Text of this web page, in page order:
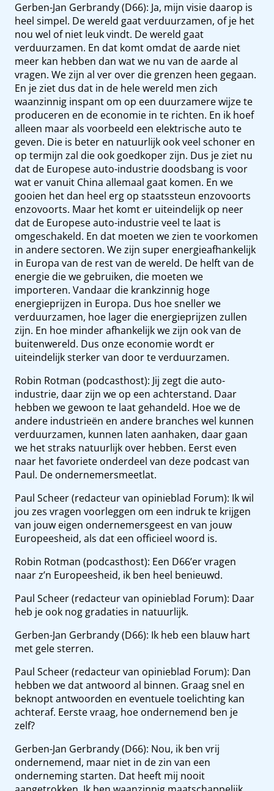
Gerben-Jan Gerbrandy (D66): Ja, mijn visie daarop is
heel simpel. De wereld gaat verduurzamen, of je het
nou wel of niet leuk vindt. De wereld gaat
verduurzamen. En dat komt omdat de aarde niet
meer kan hebben dan wat we nu van de aarde al
vragen. We zijn al ver over die grenzen heen gegaan.
En je ziet dus dat in de hele wereld men zich
waanzinnig inspant om op een duurzamere wijze te
produceren en de economie in te richten. En ik hoef
alleen maar als voorbeeld een elektrische auto te
geven. Die is beter en natuurlijk ook veel schoner en
op termijn zal die ook goedkoper zijn. Dus je ziet nu
dat de Europese auto-industrie doodsbang is voor
wat er vanuit China allemaal gaat komen. En we
gooien het dan heel erg op staatssteun enzovoorts
enzovoorts. Maar het komt er uiteindelijk op neer
dat de Europese auto-industrie veel te laat is
omgeschakeld. En dat moeten we zien te voorkomen
in andere sectoren. We zijn super energieafhankelijk
in Europa van de rest van de wereld. De helft van de
energie die we gebruiken, die moeten we
importeren. Vandaar die krankzinnig hoge
energieprijzen in Europa. Dus hoe sneller we
verduurzamen, hoe lager die energieprijzen zullen
zijn. En hoe minder afhankelijk we zijn ook van de
buitenwereld. Dus onze economie wordt er
uiteindelijk sterker van door te verduurzamen.
Robin Rotman (podcasthost): Jij zegt die auto-
industrie, daar zijn we op een achterstand. Daar
hebben we gewoon te laat gehandeld. Hoe we de
andere industrieën en andere branches wel kunnen
verduurzamen, kunnen laten aanhaken, daar gaan
we het straks natuurlijk over hebben. Eerst even
naar het favoriete onderdeel van deze podcast van
Paul. De ondernemersmeetlat.
Paul Scheer (redacteur van opinieblad Forum): Ik wil
jou zes vragen voorleggen om een indruk te krijgen
van jouw eigen ondernemersgeest en van jouw
Europeesheid, als dat een officieel woord is.
Robin Rotman (podcasthost): Een D66’er vragen
naar z’n Europeesheid, ik ben heel benieuwd.
Paul Scheer (redacteur van opinieblad Forum): Daar
heb je ook nog gradaties in natuurlijk.
Gerben-Jan Gerbrandy (D66): Ik heb een blauw hart
met gele sterren.
Paul Scheer (redacteur van opinieblad Forum): Dan
hebben we dat antwoord al binnen. Graag snel en
beknopt antwoorden en eventuele toelichting kan
achteraf. Eerste vraag, hoe ondernemend ben je
zelf?
Gerben-Jan Gerbrandy (D66): Nou, ik ben vrij
ondernemend, maar niet in de zin van een
onderneming starten. Dat heeft mij nooit